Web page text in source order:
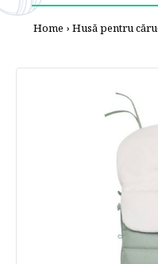
Home Husă pentru